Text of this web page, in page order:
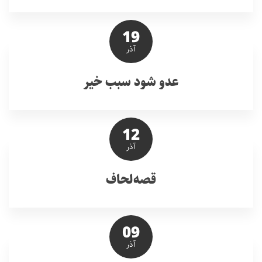
19
آذر
عدو شود سبب خیر
12
آذر
قصه‌لحاف
09
آذر